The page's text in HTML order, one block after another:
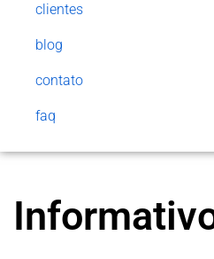
clientes
blog
contato
faq